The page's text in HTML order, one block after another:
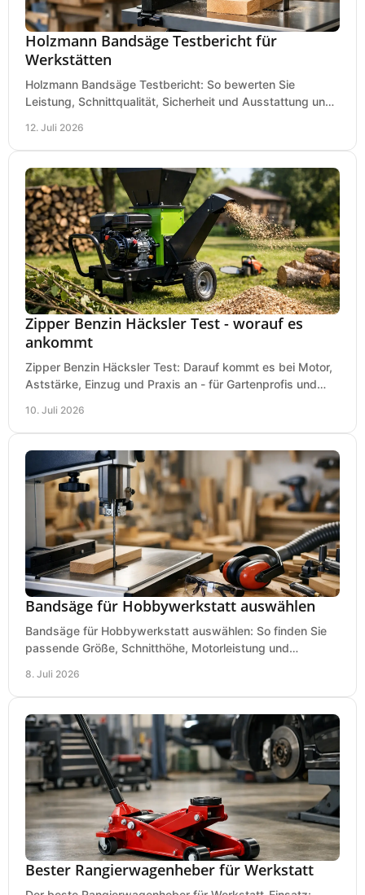
Holzmann Bandsäge Testbericht für
Werkstätten
Holzmann Bandsäge Testbericht: So bewerten Sie
Leistung, Schnittqualität, Sicherheit und Ausstattung und
12. Juli 2026
Zipper Benzin Häcksler Test - worauf es
ankommt
Zipper Benzin Häcksler Test: Darauf kommt es bei Motor,
Aststärke, Einzug und Praxis an - für Gartenprofis und
10. Juli 2026
Bandsäge für Hobbywerkstatt auswählen
Bandsäge für Hobbywerkstatt auswählen: So finden Sie
passende Größe, Schnitthöhe, Motorleistung und
8. Juli 2026
Bester Rangierwagenheber für Werkstatt